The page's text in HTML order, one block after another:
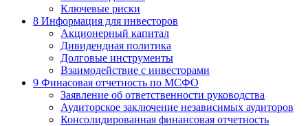
Ключевые риски
8 Информация для инвесторов
Акционерный капитал
Дивидендная политика
Долговые инструменты
Взаимодействие с инвеcторами
9 Финасовая отчетность по МСФО
Заявление об ответственности руководства
Аудиторское заключение независимых аудиторов
Консолидированная финансовая отчетность